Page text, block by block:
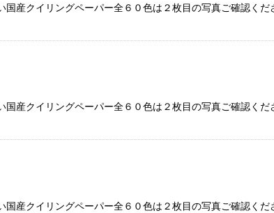
クイリングペーパー全６０色は２枚目の写真ご確認く
クイリングペーパー全６０色は２枚目の写真ご確認く
クイリングペーパー全６０色は２枚目の写真ご確認く